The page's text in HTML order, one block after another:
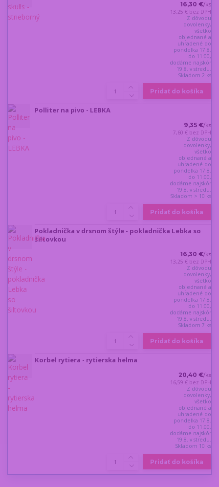
16,30 €/ks
13,25 € bez DPH
Z dôvodu
dovolenky,
všetko
objednané a
uhradené do
pondelka 17.8.
do 11:00,
dodáme najskôr
19.8. v stredu.
Skladom 2 ks
Pridať do košíka
Polliter na pivo - LEBKA
9,35 €/ks
7,60 € bez DPH
Z dôvodu
dovolenky,
všetko
objednané a
uhradené do
pondelka 17.8.
do 11:00,
dodáme najskôr
19.8. v stredu.
Skladom > 10 ks
Pridať do košíka
Pokladnička v drsnom štýle - pokladnička Lebka so
šiltovkou
16,30 €/ks
13,25 € bez DPH
Z dôvodu
dovolenky,
všetko
objednané a
uhradené do
pondelka 17.8.
do 11:00,
dodáme najskôr
19.8. v stredu.
Skladom 7 ks
Pridať do košíka
Korbel rytiera - rytierska helma
20,40 €/ks
16,59 € bez DPH
Z dôvodu
dovolenky,
všetko
objednané a
uhradené do
pondelka 17.8.
do 11:00,
dodáme najskôr
19.8. v stredu.
Skladom 10 ks
Pridať do košíka